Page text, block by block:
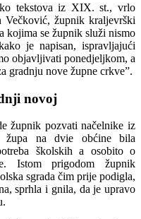
tekstova iz XIX. st., vrlo
Večković, župnik kraljevrški
kojima se župnik služi nismo
je napisan, ispravljajući
objavljivati ponedjeljkom, a
gradnju nove župne crkve”.
novoj
župnik pozvati načelnike iz
na dvie obćine bila
školskih a osobito o
Istom prigodom župnik
sgrada čim prije podigla,
sprhla i gnila, da je upravo